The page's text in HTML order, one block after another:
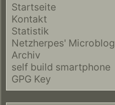
Startseite
Kontakt
Statistik
Netzherpes' Microblog
Archiv
self build smartphone
GPG Key